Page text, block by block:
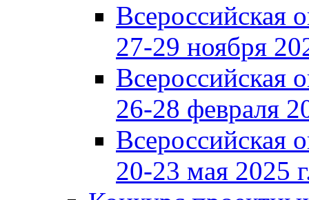
Всероссийская
27-29 ноября
Всероссийская
26-28 февраля
Всероссийская
20-23 мая 2025